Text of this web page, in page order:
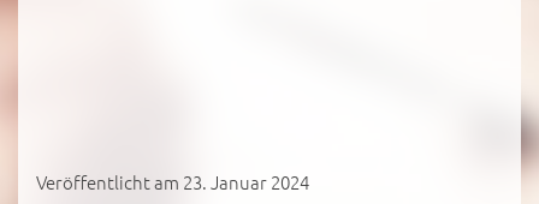
Veröffentlicht am 23. Januar 2024